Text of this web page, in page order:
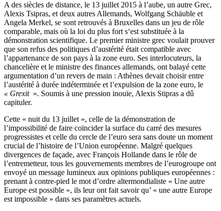
A des siècles de distance, le 13 juillet 2015 à l’aube, un autre Grec,
Alexis Tsipras, et deux autres Allemands, Wolfgang Schäuble et
Angela Merkel, se sont retrouvés à Bruxelles dans un jeu de rôle
comparable, mais où la loi du plus fort s‘est substituée à la
démonstration scientifique. Le premier ministre grec voulait prouver
que son refus des politiques d’austérité était compatible avec
l’appartenance de son pays à la zone euro. Ses interlocuteurs, la
chancelière et le ministre des finances allemands, ont balayé cette
argumentation d’un revers de main : Athènes devait choisir entre
l’austérité à durée indéterminée et l’expulsion de la zone euro, le
« Grexit ». Soumis à une pression inouïe, Alexis Stipras a dû
capituler.
Cette « nuit du 13 juillet », celle de la démonstration de
l’impossibilité de faire coïncider la surface du carré des mesures
progressistes et celle du cercle de l’euro sera sans doute un moment
crucial de l’histoire de l’Union européenne. Malgré quelques
divergences de façade, avec François Hollande dans le rôle de
l’entremetteur, tous les gouvernements membres de l’eurogroupe ont
envoyé un message lumineux aux opinions publiques européennes :
prenant à contre-pied le mot d’ordre altermondialiste « Une autre
Europe est possible », ils leur ont fait savoir qu’ « une autre Europe
est impossible » dans ses paramètres actuels.